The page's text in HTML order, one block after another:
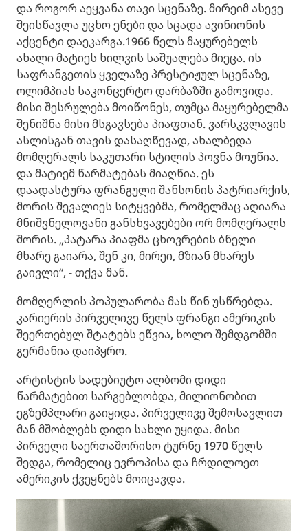
და როგორ აეყვანა თავი სცენაზე. მირეიმ ასევე
შეისწავლა უცხო ენები და სცადა ავინიონის
აქცენტი დაეკარგა.1966 წელს მაყურებელს
ახალი მატიეს ხილვის საშუალება მიეცა. ის
საფრანგეთის ყველაზე პრესტიჟულ სცენაზე,
ოლიმპიას საკონცერტო დარბაზში გამოვიდა.
მისი შესრულება მოიწონეს, თუმცა მაყურებელმა
შენიშნა მისი მსგავსება პიაფთან. ვარსკვლავის
ასლისგან თავის დასაღწევად, ახალბედა
მომღერალს საკუთარი სტილის პოვნა მოუწია.
და მატიემ წარმატებას მიაღწია. ეს
დაადასტურა ფრანგული შანსონის პატრიარქის,
მორის შევალიეს სიტყვებმა, რომელმაც აღიარა
მნიშვნელოვანი განსხვავებები ორ მომღერალს
შორის. „პატარა პიაფმა ცხოვრების ბნელი
მხარე გაიარა, შენ კი, მირეი, მზიან მხარეს
გაივლი“, - თქვა მან.
მომღერლის პოპულარობა მას წინ უსწრებდა.
კარიერის პირველივე წელს ფრანგი ამერიკის
შეერთებულ შტატებს ეწვია, ხოლო შემდგომში
გერმანია დაიპყრო.
არტისტის სადებიუტო ალბომი დიდი
წარმატებით სარგებლობდა, მილიონობით
ეგზემპლარი გაიყიდა. პირველივე შემოსავლით
მან მშობლებს დიდი სახლი უყიდა. მისი
პირველი საერთაშორისო ტურნე 1970 წელს
შედგა, რომელიც ევროპისა და ჩრდილოეთ
ამერიკის ქვეყნებს მოიცავდა.